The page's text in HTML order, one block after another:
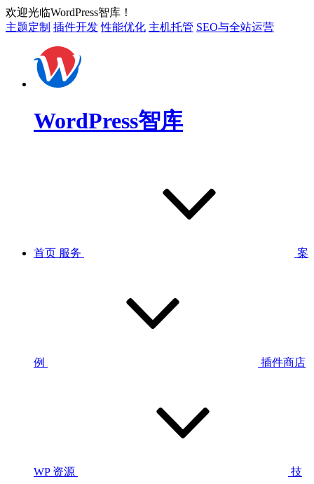
欢迎光临WordPress智库！
主题定制 插件开发 性能优化 主机托管 SEO与全站运营
WordPress智库
首页 服务 案
例 插件商店
WP 资源 技